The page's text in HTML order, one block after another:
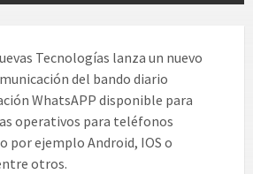
Tecnologías lanza un nuevo
del bando diario
WhatsAPP disponible para
operativos para teléfonos
por ejemplo Android, IOS o
otros.